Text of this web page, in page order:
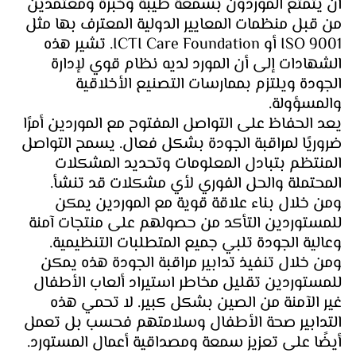
أن يتمتع الموردون بسمعة طيبة وخبرة ومعتمدين
من قبل منظمات المعايير الدولية المعترف بها مثل
ISO 9001 أو ICTI Care Foundation. تشير هذه
الشهادات إلى أن المورد لديه نظام قوي لإدارة
الجودة ويلتزم بممارسات التصنيع الأخلاقية
والمسؤولة.
يعد الحفاظ على التواصل المفتوح مع الموردين أمرًا
ضروريًا لمراقبة الجودة بشكل فعال. يسمح التواصل
المنتظم بتبادل المعلومات وتحديد المشكلات
المحتملة والحل الفوري لأي مشكلات قد تنشأ.
ومن خلال بناء علاقة قوية مع الموردين يمكن
للمستوردين التأكد من حصولهم على منتجات آمنة
وعالية الجودة تلبي جميع المتطلبات التنظيمية.
ومن خلال تنفيذ تدابير مراقبة الجودة هذه يمكن
للمستوردين تقليل مخاطر استيراد ألعاب الأطفال
غير الآمنة من الصين بشكل كبير. لا تحمي هذه
التدابير صحة الأطفال وسلامتهم فحسب بل تعمل
أيضًا على تعزيز سمعة ومصداقية أعمال المستورد.